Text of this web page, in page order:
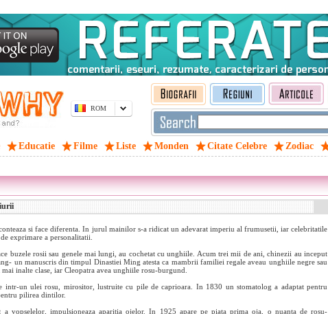
ROM
Educatie Filme Liste Monden Citate Celebre Zodiac
si face diferenta. In jurul mainilor s-a ridicat un adevarat imperiu al frumusetii, iar celebritatile
exprimare a personalitatii.
buzele rosii sau genele mai lungi, au cochetat cu unghiile. Acum trei mii de ani, chinezii au inceput
un manuscris din timpul Dinastiei Ming atesta ca mambrii familiei regale aveau unghiile negre sau
inalte clase, iar Cleopatra avea unghiile rosu-burgund.
intr-un ulei rosu, mirositor, lustruite cu pile de caprioara. In 1830 un stomatolog a adaptat pentru
pilirea dintilor.
a vopselelor, impulsioneaza aparitia ojelor. In 1925 apare pe piata prima oja, o nuanta de rosu-